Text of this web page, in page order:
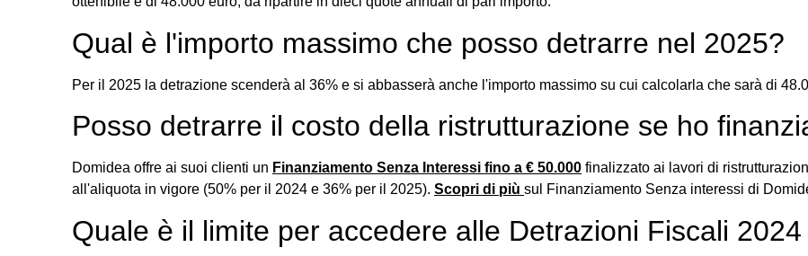
Qual è l'importo massimo che posso detrarre nel 2025?
Per il 2025 la detrazione scenderà al 36% e si abbasserà anche l'importo massimo su cui calcolarla che sarà di
Posso detrarre il costo della ristrutturazione se ho
Domidea offre ai suoi clienti un Finanziamento Senza Interessi fino a € 50.000 finalizzato ai lavori di
all'aliquota in vigore (50% per il 2024 e 36% per il 2025). Scopri di più sul Finanziamento Senza interessi di
Quale è il limite per accedere alle Detrazioni Fiscali